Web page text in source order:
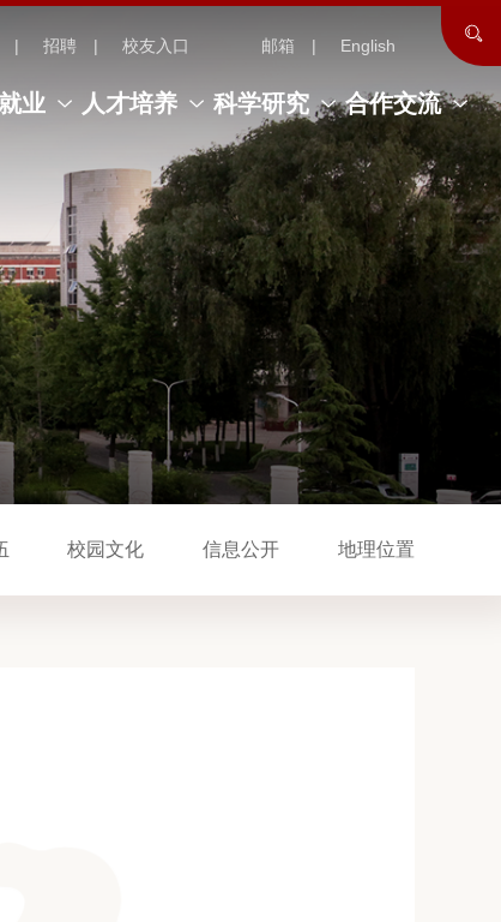
招聘 校友入口 邮箱 English
业 人才培养 科学研究 合作交流
校园文化 信息公开 地理位置